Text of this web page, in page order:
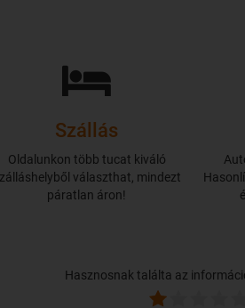
Szállás
Oldalunkon több tucat kiváló
választhat, mindezt
páratlan áron!
Hasznosnak találta az